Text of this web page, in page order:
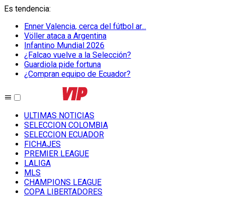
Es tendencia:
Enner Valencia, cerca del fútbol ar...
Völler ataca a Argentina
Infantino Mundial 2026
¿Falcao vuelve a la Selección?
Guardiola pide fortuna
¿Compran equipo de Ecuador?
ULTIMAS NOTICIAS
SELECCION COLOMBIA
SELECCION ECUADOR
FICHAJES
PREMIER LEAGUE
LALIGA
MLS
CHAMPIONS LEAGUE
COPA LIBERTADORES